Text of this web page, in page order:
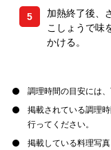
5
加熱終了後、
こしょうで味
かける。
調理時間の目安には
掲載されている調理
行ってください。
掲載している料理写